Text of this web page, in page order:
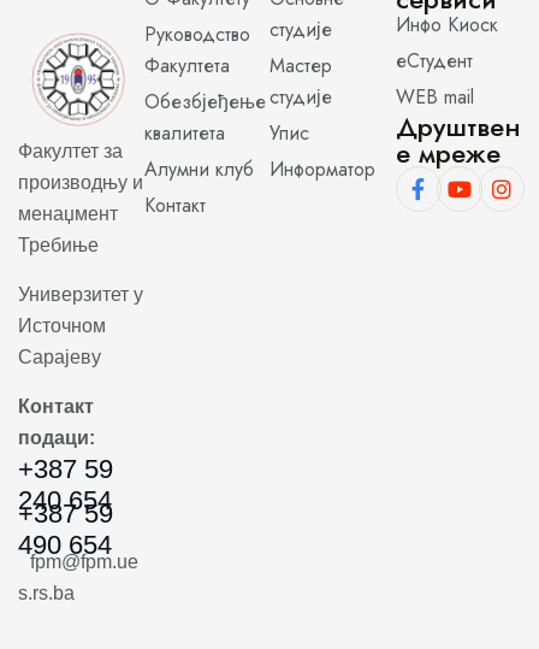
Факултет за
производњу и
менаџмент
Требиње
Универзитет у
Источном
Сарајеву
Контакт
подаци:
+387 59
240 654
+387 59
490 654
fpm@fpm.ue
s.rs.ba
Руководство
Факултета
Обезбјеђење
квалитета
Алумни клуб
Контакт
студије
Мастер
студије
Упис
Информатор
Инфо Киоск
еСтудент
WEB mail
Друштвен
е мреже